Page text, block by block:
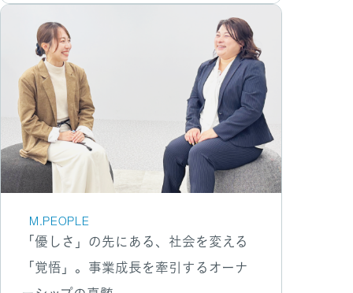
M.PEOPLE
「優しさ」の先にある、社会を変える
「覚悟」。事業成長を牽引するオーナ